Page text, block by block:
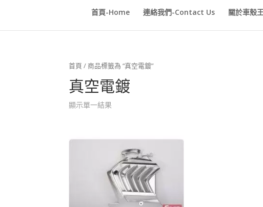
首頁-Home 連絡我們-Contact Us 關於車殼
首頁 / 商品標籤為 “真空電鍍”
真空電鍍
顯示單一結果